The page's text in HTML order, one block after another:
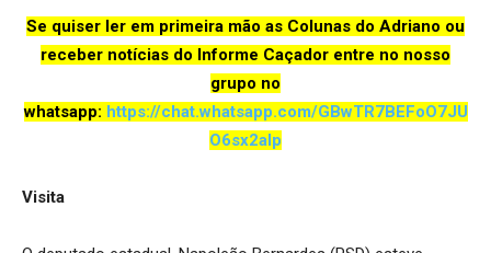
Se quiser ler em primeira mão as Colunas do Adriano ou
receber notícias do Informe Caçador entre no nosso
grupo no
whatsapp: https://chat.whatsapp.com/GBwTR7BEFoO7JU
O6sx2aIp
Visita